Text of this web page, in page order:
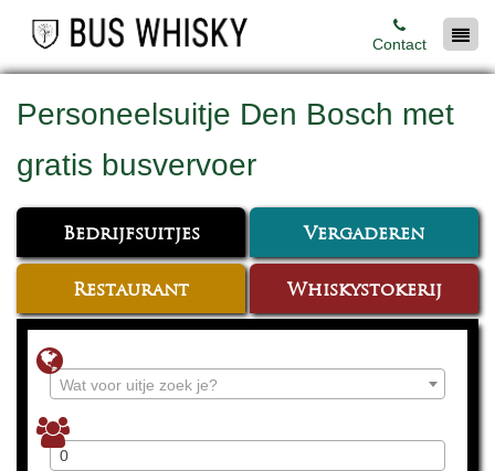
Contact
Personeelsuitje Den Bosch met
gratis busvervoer
Bedrijfsuitjes Vergaderen
Restaurant Whiskystokerij
Wat voor uitje zoek je?